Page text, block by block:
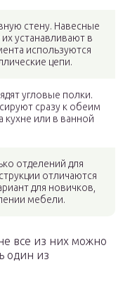
стену. Навесные
устанавливают в
используются
цепи.
угловые полки.
сразу к обеим
кухне или в ванной
отделений для
отличаются
для новичков,
мебели.
все из них можно
один из